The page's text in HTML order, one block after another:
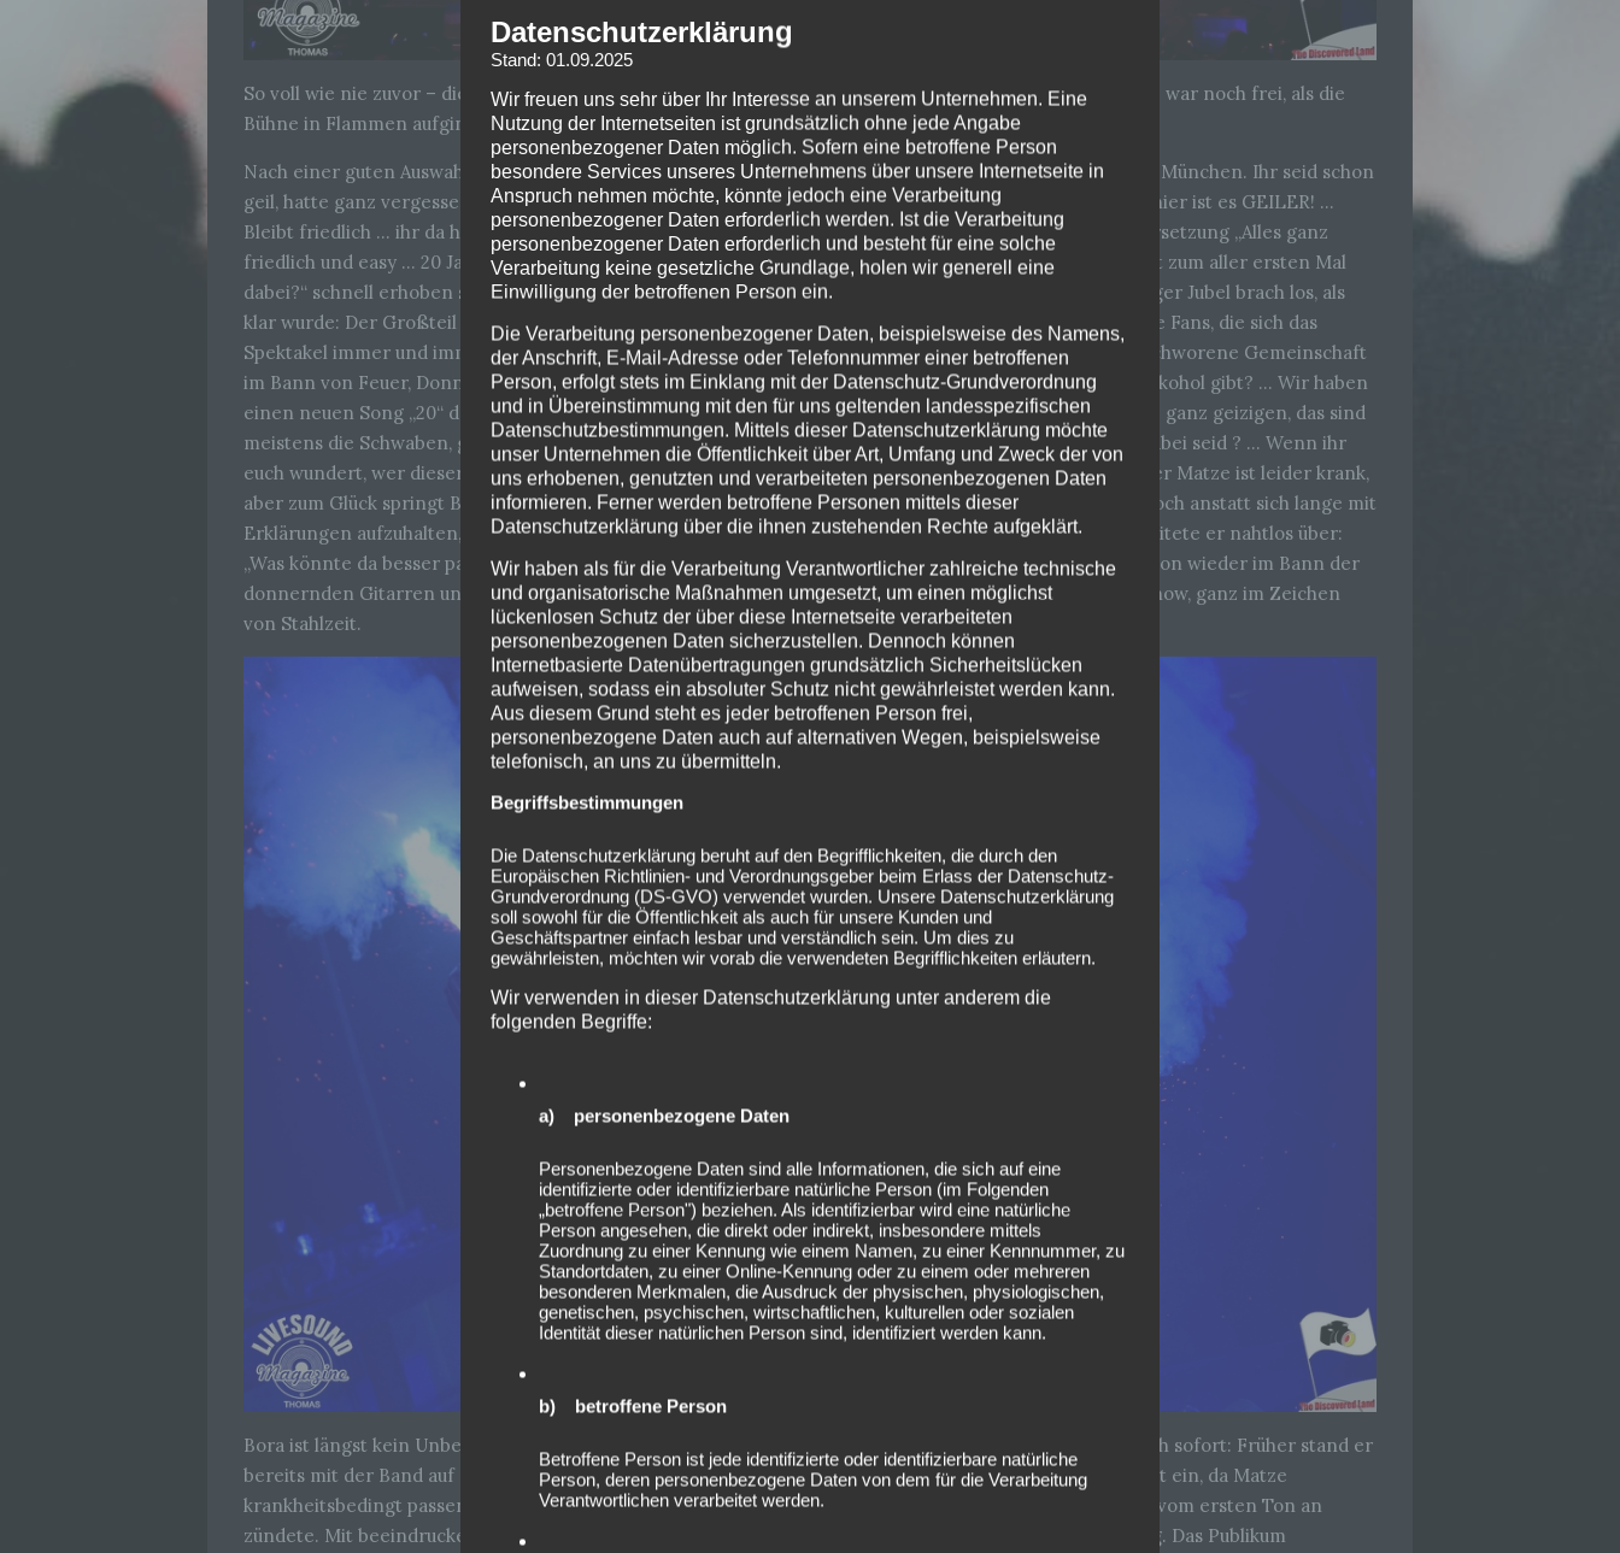
So voll wie nie zuvor – die Zuschauer strömten in Massen, um Stahlzeit live zu erleben. Kaum ein Sitzplatz war noch frei, als die
Bühne in Flammen aufging und die gewaltige Pyroshow den Raum in Hitze und Licht tauchte.
Nach einer guten Auswahl an Einstiegssongs in den Abend, meldete sich der Heli (Sänger): „Guten Abend München. Ihr seid schon
geil, hatte ganz vergessen wie geil es ist bei euch. Wir hatten kurz überlegt: gehen wir ins Zenith … aber hier ist es GEILER! …
Bleibt friedlich … ihr da hinten, ich hab euch im Auge“ ermahnte er kurz zwei Gäste mit einer Auseinandersetzung „Alles ganz
friedlich und easy … 20 Jahre Stahlzeit, ich muss es wieder wissen, wer ist zum ersten Mal dabei? … Wer ist zum aller ersten Mal
dabei?“ schnell erhoben sich zahllose Hände in die Höhe, doch noch viel mehr blieben unten. Ein gewaltiger Jubel brach los, als
klar wurde: Der Großteil des Publikums war nicht zum ersten Mal da. Sie waren Wiederholungstäter, treue Fans, die sich das
Spektakel immer und immer wieder gönnen. Die Stimmung: elektrisierend, fast ehrfürchtig. Eine eingeschworene Gemeinschaft
im Bann von Feuer, Donner und Stahl. „Gut, dann müssen noch einmal 20 Jahre machen … Ob es so viel Alkohol gibt? … Wir haben
einen neuen Song „20“ den bekommt ihr am Merch mit einem QR Code beim Kauf von etwas oder für die ganz geizigen, das sind
meistens die Schwaben, gratis auf Spotify … Wir sind am 4. September 2026 wieder hier, wenn ihr auch dabei seid ? … Wenn ihr
euch wundert, wer dieser Türke ist?“ scherzte Heli mit einem verschmitzten Lächeln in die Menge. „Unser Matze ist leider krank,
aber zum Glück springt Bora für ihn ein.“ Das Publikum reagierte mit Applaus und zustimmendem Jubel. Doch anstatt sich lange mit
Erklärungen aufzuhalten, nutzte Heli die Gelegenheit: Mit einem augenzwinkernden Blick ins Publikum leitete er nahtlos über:
„Was könnte da besser passen als… Ausländer?“ Die Menge lachte, johlt und war im nächsten Moment schon wieder im Bann der
donnernden Gitarren und lodernden Flammen. Eine gelungene Mischung aus Spontanität, Humor und Show, ganz im Zeichen
von Stahlzeit.
Bora ist längst kein Unbekannter mehr im Kosmos von Stahlzeit. Viele eingefleischte Fans erinnerten sich sofort: Früher stand er
bereits mit der Band auf der Bühne – damals am Bass. Für diese Tour sprang er nun kurzfristig als Gitarrist ein, da Matze
krankheitsbedingt passen musste. Doch anstatt bloß auszuhelfen, lieferte Bora eine Performance ab, die vom ersten Ton an
zündete. Mit beeindruckender Souveränität und spürbarer Spielfreude füllte er die Lücke mehr als würdig. Das Publikum
Datenschutzerklärung
Stand: 01.09.2025
Wir freuen uns sehr über Ihr Interesse an unserem Unternehmen. Eine
Nutzung der Internetseiten ist grundsätzlich ohne jede Angabe
personenbezogener Daten möglich. Sofern eine betroffene Person
besondere Services unseres Unternehmens über unsere Internetseite in
Anspruch nehmen möchte, könnte jedoch eine Verarbeitung
personenbezogener Daten erforderlich werden. Ist die Verarbeitung
personenbezogener Daten erforderlich und besteht für eine solche
Verarbeitung keine gesetzliche Grundlage, holen wir generell eine
Einwilligung der betroffenen Person ein.
Die Verarbeitung personenbezogener Daten, beispielsweise des Namens,
der Anschrift, E-Mail-Adresse oder Telefonnummer einer betroffenen
Person, erfolgt stets im Einklang mit der Datenschutz-Grundverordnung
und in Übereinstimmung mit den für uns geltenden landesspezifischen
Datenschutzbestimmungen. Mittels dieser Datenschutzerklärung möchte
unser Unternehmen die Öffentlichkeit über Art, Umfang und Zweck der von
uns erhobenen, genutzten und verarbeiteten personenbezogenen Daten
informieren. Ferner werden betroffene Personen mittels dieser
Datenschutzerklärung über die ihnen zustehenden Rechte aufgeklärt.
Wir haben als für die Verarbeitung Verantwortlicher zahlreiche technische
und organisatorische Maßnahmen umgesetzt, um einen möglichst
lückenlosen Schutz der über diese Internetseite verarbeiteten
personenbezogenen Daten sicherzustellen. Dennoch können
Internetbasierte Datenübertragungen grundsätzlich Sicherheitslücken
aufweisen, sodass ein absoluter Schutz nicht gewährleistet werden kann.
Aus diesem Grund steht es jeder betroffenen Person frei,
personenbezogene Daten auch auf alternativen Wegen, beispielsweise
telefonisch, an uns zu übermitteln.
Begriffsbestimmungen
Die Datenschutzerklärung beruht auf den Begrifflichkeiten, die durch den
Europäischen Richtlinien- und Verordnungsgeber beim Erlass der Datenschutz-
Grundverordnung (DS-GVO) verwendet wurden. Unsere Datenschutzerklärung
soll sowohl für die Öffentlichkeit als auch für unsere Kunden und
Geschäftspartner einfach lesbar und verständlich sein. Um dies zu
gewährleisten, möchten wir vorab die verwendeten Begrifflichkeiten erläutern.
Wir verwenden in dieser Datenschutzerklärung unter anderem die
folgenden Begriffe:
a) personenbezogene Daten
Personenbezogene Daten sind alle Informationen, die sich auf eine
identifizierte oder identifizierbare natürliche Person (im Folgenden
„betroffene Person") beziehen. Als identifizierbar wird eine natürliche
Person angesehen, die direkt oder indirekt, insbesondere mittels
Zuordnung zu einer Kennung wie einem Namen, zu einer Kennnummer, zu
Standortdaten, zu einer Online-Kennung oder zu einem oder mehreren
besonderen Merkmalen, die Ausdruck der physischen, physiologischen,
genetischen, psychischen, wirtschaftlichen, kulturellen oder sozialen
Identität dieser natürlichen Person sind, identifiziert werden kann.
b) betroffene Person
Betroffene Person ist jede identifizierte oder identifizierbare natürliche
Person, deren personenbezogene Daten von dem für die Verarbeitung
Verantwortlichen verarbeitet werden.